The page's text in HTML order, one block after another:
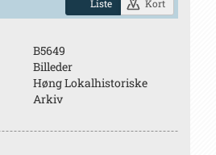
Liste Kort
B5649
Billeder
Høng Lokalhistoriske
Arkiv